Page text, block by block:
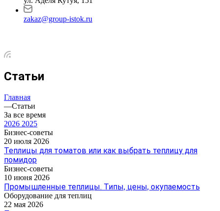
zakaz@group-istok.ru
Статьи
Главная
—Статьи
За все время
2026 2025
Бизнес-советы
20 июля 2026
Теплицы для томатов или как выбрать теплицу для
помидор
Бизнес-советы
10 июня 2026
Промышленные теплицы. Типы, цены, окупаемость
Оборудование для теплиц
22 мая 2026